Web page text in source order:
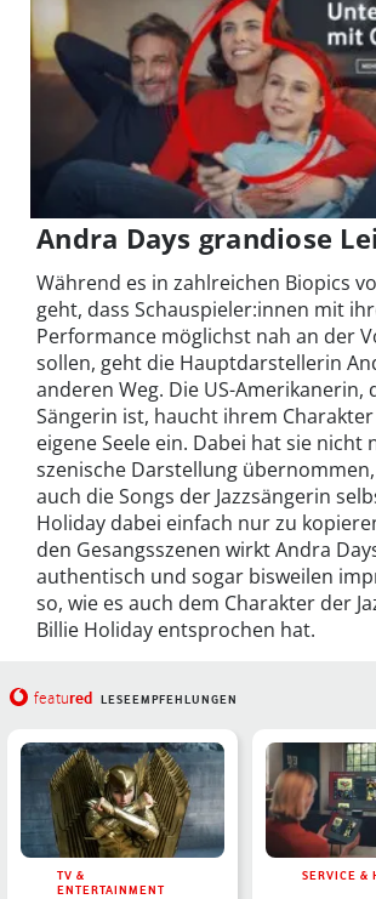
Andra Days grandiose
Während es in zahlreichen Biopics
geht, dass Schauspieler:innen mit
Performance möglichst nah an der
sollen, geht die Hauptdarstellerin
anderen Weg. Die US-Amerikanerin,
Sängerin ist, haucht ihrem
eigene Seele ein. Dabei hat sie nicht
szenische Darstellung
auch die Songs der Jazzsängerin
Holiday dabei einfach nur zu
den Gesangsszenen wirkt Andra
authentisch und sogar bisweilen
so, wie es auch dem Charakter der
Billie Holiday entsprochen hat.
featured LESEEMPFEHLUNGEN
TV &
ENTERTAINMENT
SERVICE &